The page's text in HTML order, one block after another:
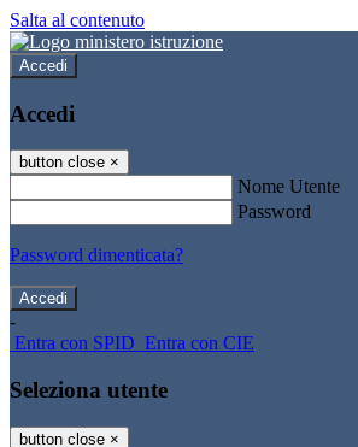
Salta al contenuto
Accedi
Accedi
button close ×
Nome Utente
Password
Password dimenticata?
-
Entra con SPID Entra con CIE
Seleziona utente
button close ×